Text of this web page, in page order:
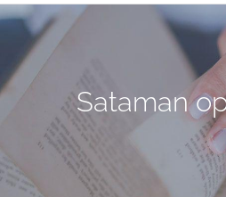
Sataman